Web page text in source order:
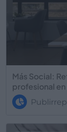
Más Social:
profesional